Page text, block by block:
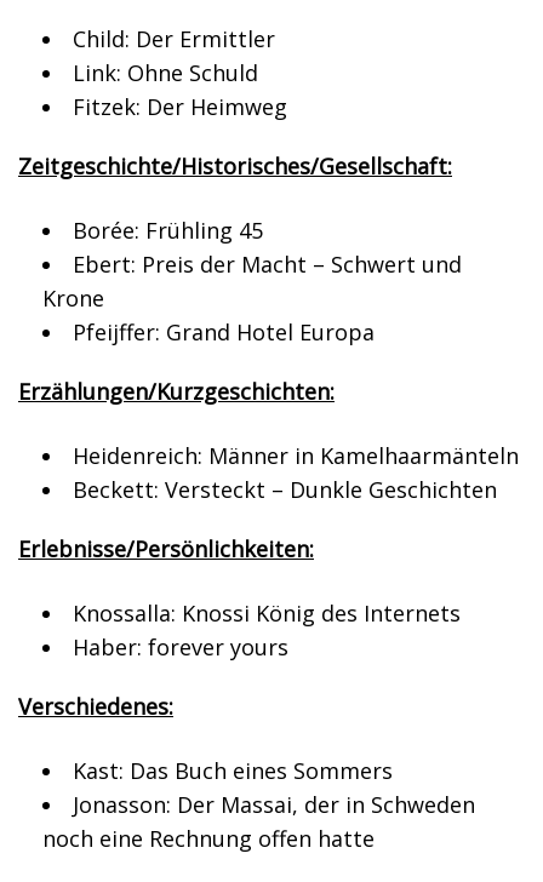
Child: Der Ermittler
Link: Ohne Schuld
Fitzek: Der Heimweg
Zeitgeschichte/Historisches/Gesellschaft:
Borée: Frühling 45
Ebert: Preis der Macht – Schwert und
Krone
Pfeijffer: Grand Hotel Europa
Erzählungen/Kurzgeschichten:
Heidenreich: Männer in Kamelhaarmänteln
Beckett: Versteckt – Dunkle Geschichten
Erlebnisse/Persönlichkeiten:
Knossalla: Knossi König des Internets
Haber: forever yours
Verschiedenes:
Kast: Das Buch eines Sommers
Jonasson: Der Massai, der in Schweden
noch eine Rechnung offen hatte